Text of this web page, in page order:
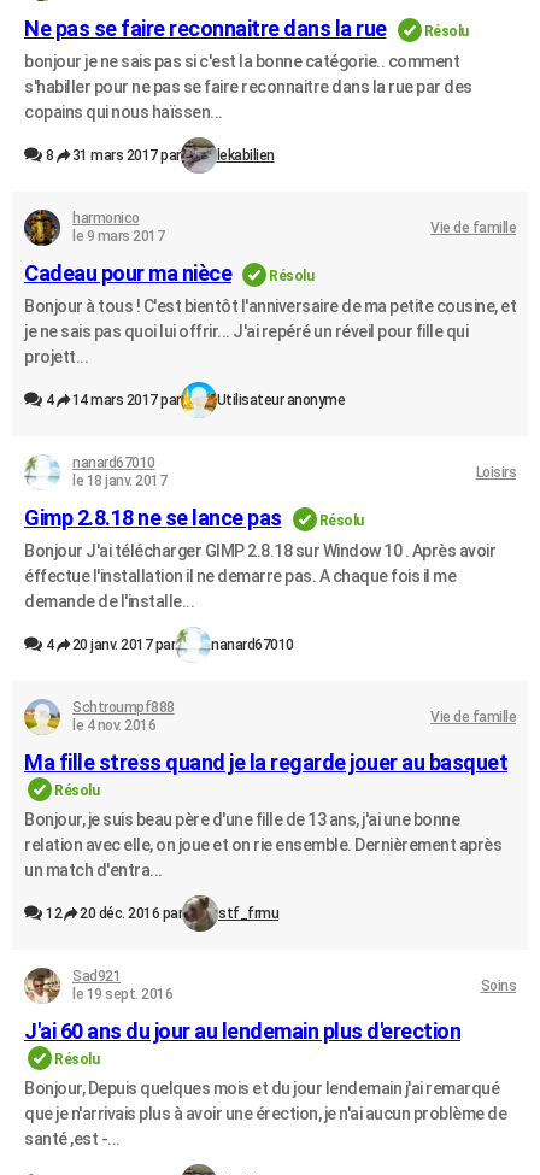
Ne pas se faire reconnaitre dans la rue Résolu
bonjour je ne sais pas si c'est la bonne catégorie.. comment
s'habiller pour ne pas se faire reconnaitre dans la rue par des
copains qui nous haïssen...
8 31 mars 2017 par lekabilien
harmonico
le 9 mars 2017
Vie de famille
Cadeau pour ma nièce Résolu
Bonjour à tous ! C'est bientôt l'anniversaire de ma petite cousine, et
je ne sais pas quoi lui offrir... J'ai repéré un réveil pour fille qui
projett...
4 14 mars 2017 par Utilisateur anonyme
nanard67010
le 18 janv. 2017
Loisirs
Gimp 2.8.18 ne se lance pas Résolu
Bonjour J'ai télécharger GIMP 2.8.18 sur Window 10 . Après avoir
éffectue l'installation il ne demarre pas. A chaque fois il me
demande de l'installe...
4 20 janv. 2017 par nanard67010
Schtroumpf888
le 4 nov. 2016
Vie de famille
Ma fille stress quand je la regarde jouer au basquet
Résolu
Bonjour, je suis beau père d'une fille de 13 ans, j'ai une bonne
relation avec elle, on joue et on rie ensemble. Dernièrement après
un match d'entra...
12 20 déc. 2016 par stf_frmu
Sad921
le 19 sept. 2016
Soins
J'ai 60 ans du jour au lendemain plus d'erection
Résolu
Bonjour, Depuis quelques mois et du jour lendemain j'ai remarqué
que je n'arrivais plus à avoir une érection, je n'ai aucun problème de
santé ,est -...